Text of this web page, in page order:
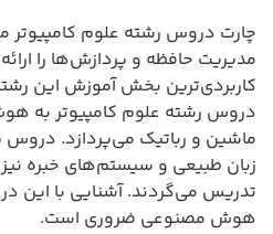
چارت دروس رشته علوم
مدیریت حافظه و پردازش‌ها را
کاربردی‌ترین بخش آموزش این
دروس رشته علوم کامپیوتر به
ماشین و رباتیک می‌پردازد.
زبان طبیعی و سیستم‌های خبره
تدریس می‌گردند. آشنایی با این
هوش مصنوعی ضروری است.